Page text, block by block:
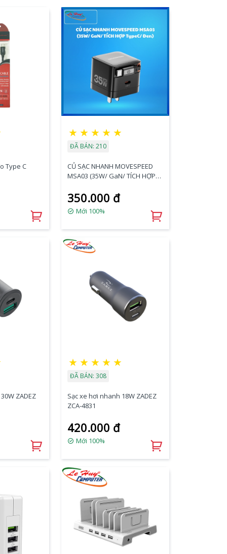
Type C
★ ★ ★ ★ ★
ĐÃ BÁN: 210
CỦ SẠC NHANH MOVESPEED
MSA03 (35W/ GaN/ TÍCH HỢP
350.000 đ
Mới 100%
ZADEZ
★ ★ ★ ★ ★
ĐÃ BÁN: 308
Sạc xe hơi nhanh 18W ZADEZ
ZCA-4831
420.000 đ
Mới 100%